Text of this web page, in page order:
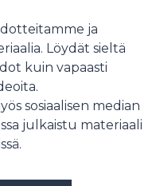
ja
Löydät sieltä
kuin vapaasti
sosiaalisen median
julkaistu materiaali